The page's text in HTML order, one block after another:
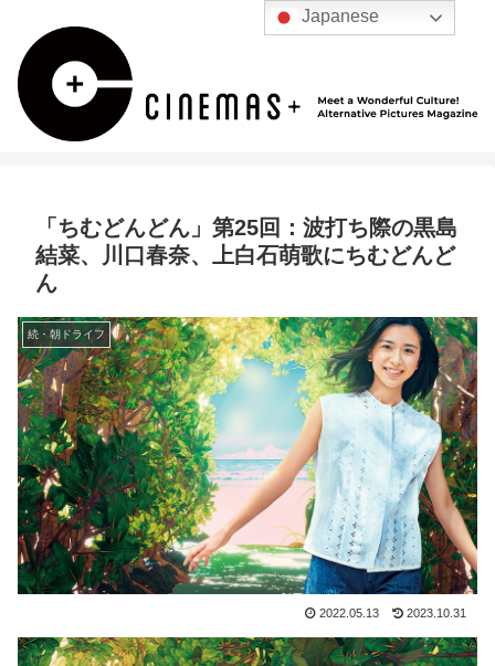
「ちむどんどん」第25回：波打ち際の黒島
結菜、川口春奈、上白石萌歌にちむどんど
ん
続・朝ドライフ
2022.05.13 2023.10.31
Japanese